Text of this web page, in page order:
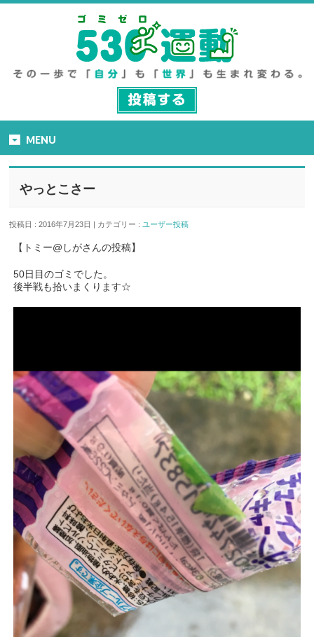
MENU
やっとこさー
投稿日 : 2016年7月23日 | カテゴリー :ユーザー投稿
【トミー@しがさんの投稿】
50日目のゴミでした。
後半戦も拾いまくります☆